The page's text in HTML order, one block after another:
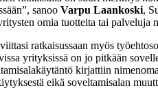
sanoo Varpu Laankoski,
omia tuotteita tai palveluja
ratkaisussaan myös
yrityksissä on jo pitkään
kirjattiin
eikä soveltamisalan